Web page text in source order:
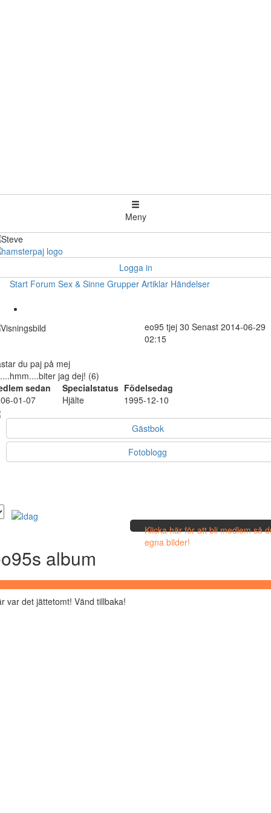
Meny
Logga in
Start Forum Sex & Sinne Grupper Artiklar Händelser
eo95 tjej 30 Senast 2014-06-29
02:15
du paj på mej
jag dej! (6)
sedan
Specialstatus Födelsedag
01-07
Hjälte 1995-12-10
Gästbok
Fotoblogg
Klicka här för att bli medlem så
egna bilder!
album
var det jättetomt! Vänd tillbaka!